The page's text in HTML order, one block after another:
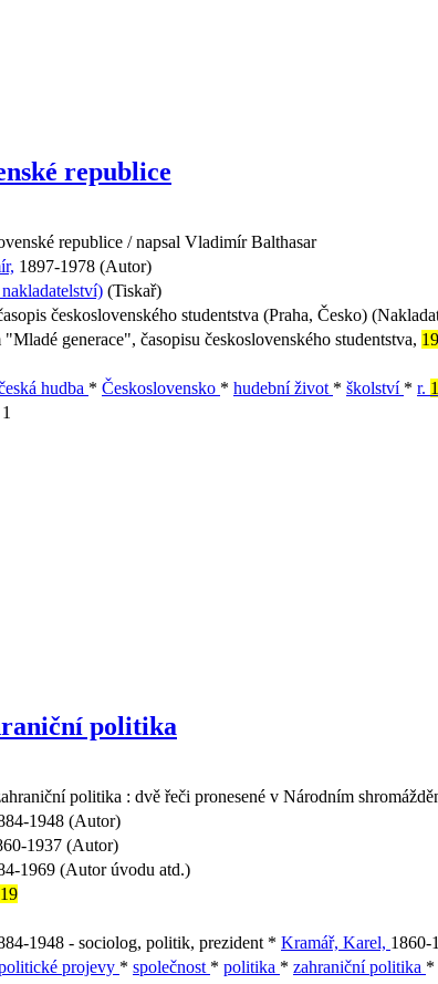
republice
republice / napsal Vladimír Balthasar
1897-1978 (Autor)
(Tiskař)
československého studentstva (Praha, Česko)
generace", časopisu československého studentstva,
hudba * Československo * hudební život * školství * r.
politika
politika : dvě řeči pronesené v Národním
1948 (Autor)
1937 (Autor)
1969 (Autor úvodu atd.)
1948 - sociolog, politik, prezident * Kramář, Karel, 1860-
projevy * společnost * politika * zahraniční politika *